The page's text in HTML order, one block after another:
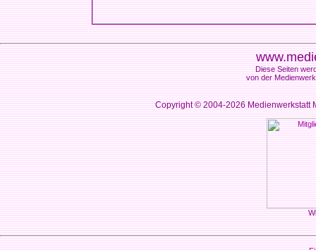
Diese Seiten
von der
Copyright © 2004-2026Medienwerkstatt